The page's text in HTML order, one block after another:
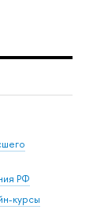
РФ
курсы